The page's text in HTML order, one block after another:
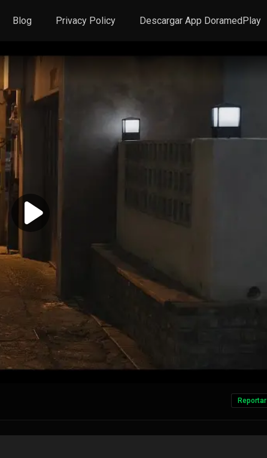
Blog Privacy Policy Descargar App DoramedPlay
Reportar